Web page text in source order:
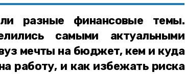
разные финансовые темы.
самыми актуальными
мечты на бюджет, кем и куда
работу, и как избежать риска